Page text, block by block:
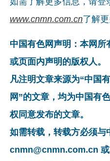
www.cnmn.com.cn了解更
中国有色网声明：本网
或页面内声明的版权人。
凡注明文章来源为“中国
网”的文章，均为中国有
权同意发布的文章。
如需转载，转载方必须与
cnmn@cnmn.com.cn 或